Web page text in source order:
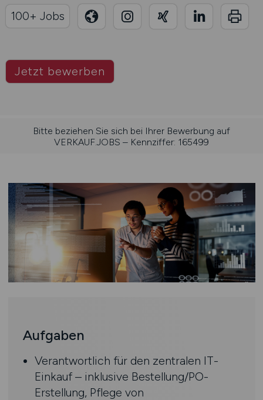
Jetzt bewerben
100+ Jobs
Bitte beziehen Sie sich bei Ihrer Bewerbung auf
VERKAUF.JOBS – Kennziffer: 165499
Aufgaben
Verantwortlich für den zentralen IT-
Einkauf – inklusive Bestellung/PO-
Erstellung, Pflege von